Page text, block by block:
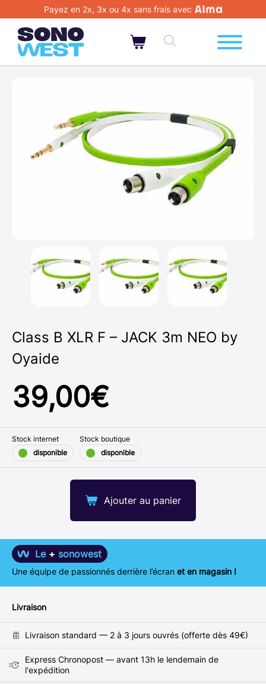
Payez en 2x, 3x ou 4x sans frais avec
Class B XLR F – JACK 3m NEO by
Oyaide
39,00€
Ajouter au panier
Stock internet
disponible
Stock boutique
disponible
Le + sonowest
Une équipe de passionnés derrière l’écran et en magasin !
Livraison
Livraison standard — 2 à 3 jours ouvrés (offerte dès 49€)
Express Chronopost — avant 13h le lendemain de
l'expédition